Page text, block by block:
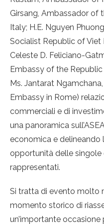
Girsang, Ambassador of
Italy; H.E. Nguyen
Socialist Republic of Viet
Celeste D. Feliciano-
Embassy of the
Ms. Jantarat
Embassy in Rome)
commerciali e di
una panoramica
economica e delineando
opportunità delle singole
rappresentati.
Si tratta di evento molto
momento storico di
un’importante